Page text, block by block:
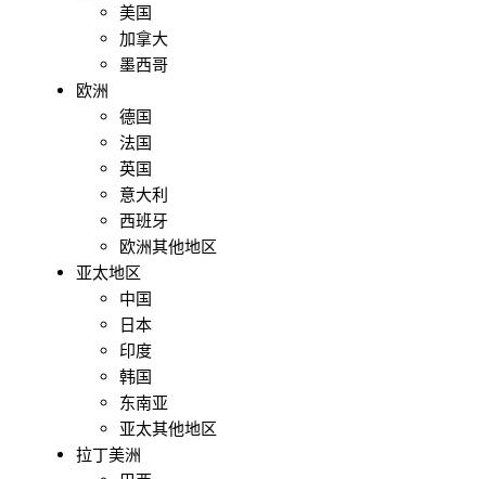
美国
加拿大
墨西哥
欧洲
德国
法国
英国
意大利
西班牙
欧洲其他地区
亚太地区
中国
日本
印度
韩国
东南亚
亚太其他地区
拉丁美洲